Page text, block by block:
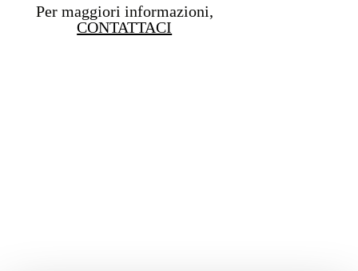
Per maggiori informazioni,
CONTATTACI